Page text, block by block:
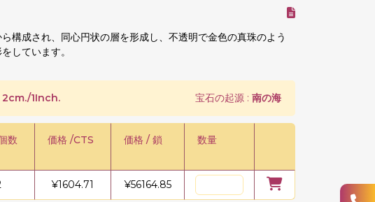
構成され、同心円状の層を形成し、不透明で金色の真珠のよう
しています。
2cm./1Inch. 宝石の起源 : 南の海
数 価格 /CTS 価格 / 鎖 数量
¥1604.71 ¥56164.85